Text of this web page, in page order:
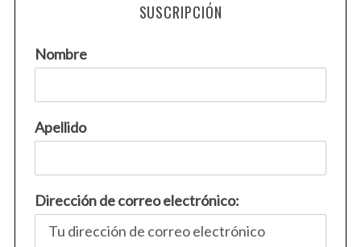
SUSCRIPCIÓN
Nombre
Apellido
Dirección de correo electrónico: